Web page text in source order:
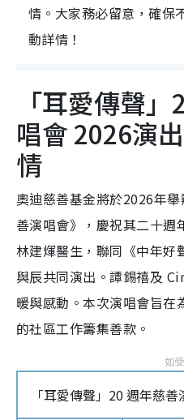
情。大家務必留意，確保
動詳情！
「耳愛傳聲
唱會 2026演
情
奧迪慈善基金將於2026年
善演唱會》，慶祝其二十週
林建煇醫生，聯同《中年好
與辰共同演出。譚錫禧及
暖與感動。本次演唱會旨在
的社區工作籌集善款。
「耳愛傳聲」20 週年慈